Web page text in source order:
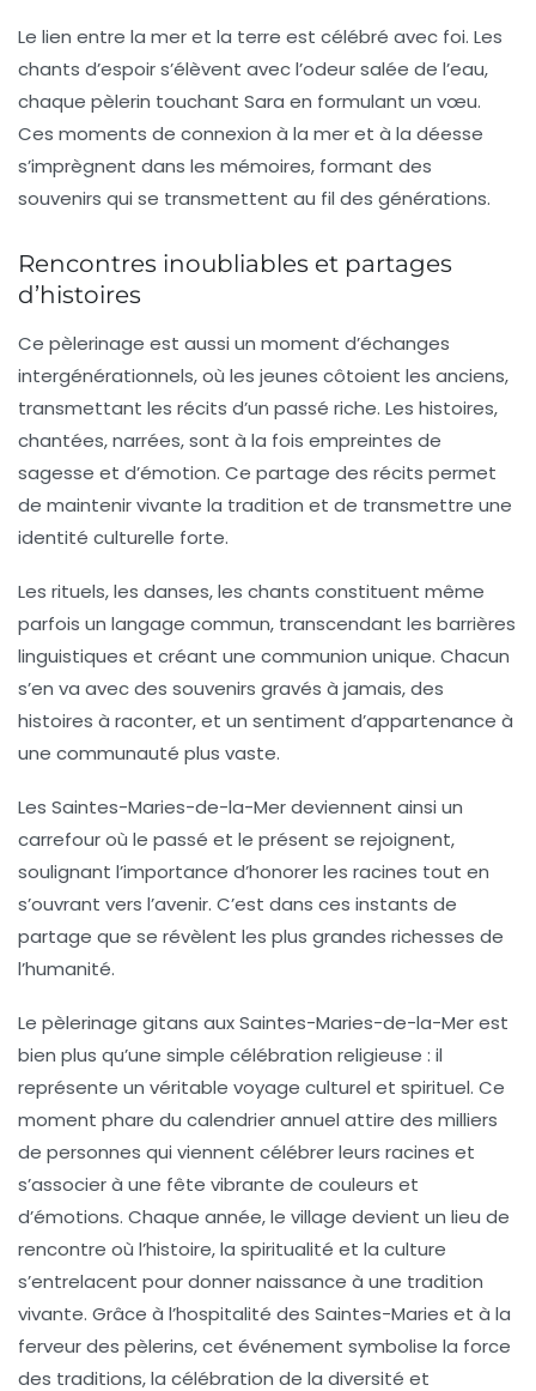
Le lien entre la mer et la terre est célébré avec foi. Les
chants d’espoir s’élèvent avec l’odeur salée de l’eau,
chaque pèlerin touchant Sara en formulant un vœu.
Ces moments de connexion à la mer et à la déesse
s’imprègnent dans les mémoires, formant des
souvenirs qui se transmettent au fil des générations.
Rencontres inoubliables et partages
d’histoires
Ce pèlerinage est aussi un moment d’échanges
intergénérationnels, où les jeunes côtoient les anciens,
transmettant les récits d’un passé riche. Les histoires,
chantées, narrées, sont à la fois empreintes de
sagesse et d’émotion. Ce partage des récits permet
de maintenir vivante la tradition et de transmettre une
identité culturelle forte.
Les rituels, les danses, les chants constituent même
parfois un langage commun, transcendant les barrières
linguistiques et créant une communion unique. Chacun
s’en va avec des souvenirs gravés à jamais, des
histoires à raconter, et un sentiment d’appartenance à
une communauté plus vaste.
Les Saintes-Maries-de-la-Merdeviennent ainsi un
carrefour où le passé et le présent se rejoignent,
soulignant l’importance d’honorer les racines tout en
s’ouvrant vers l’avenir. C’est dans ces instants de
partage que se révèlent les plus grandes richesses de
l’humanité.
Le pèlerinage gitans auxSaintes-Maries-de-la-Merest
bien plus qu’une simple célébration religieuse : il
représente un véritable voyage culturel et spirituel. Ce
moment phare du calendrier annuel attire des milliers
de personnes qui viennent célébrer leurs racines et
s’associer à une fête vibrante de couleurs et
d’émotions. Chaque année, le village devient un lieu de
rencontre où l’histoire, la spiritualité et la culture
s’entrelacent pour donner naissance à une tradition
vivante. Grâce à l’hospitalité des Saintes-Maries et à la
ferveur des pèlerins, cet événement symbolise la force
des traditions, la célébration de la diversité et